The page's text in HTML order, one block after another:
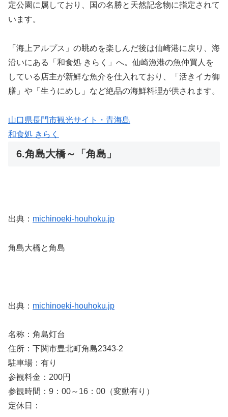
定公園に属しており、国の名勝と天然記念物に指定されて
います。
「海上アルプス」の眺めを楽しんだ後は仙崎港に戻り、海
沿いにある「和食処 きらく」へ。仙崎漁港の魚仲買人を
している店主が新鮮な魚介を仕入れており、「活きイカ御
膳」や「生うにめし」など絶品の海鮮料理が供されます。
山口県長門市観光サイト・青海島
和食処 きらく
6.角島大橋～「角島」
出典： michinoeki-houhoku.jp
角島大橋と角島
出典： michinoeki-houhoku.jp
名称：角島灯台
住所：下関市豊北町角島2343-2
駐車場：有り
参観料金：200円
参観時間：9：00～16：00（変動有り）
定休日：